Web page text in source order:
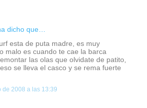
dicho que…
esta de puta madre, es muy
malo es cuando te cae la barca
las olas que olvidate de patito,
se lleva el casco y se rema fuerte
de 2008 a las 13:39